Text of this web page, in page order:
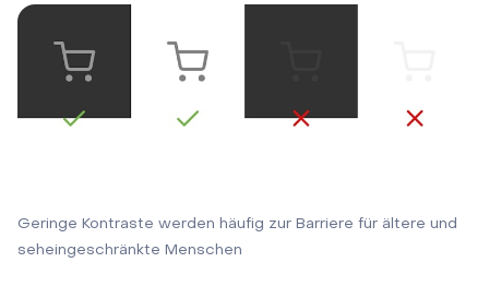
Geringe Kontraste werden häufig zur Barriere für ältere und
seheingeschränkte Menschen